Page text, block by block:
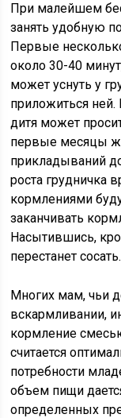
При малейшем
занять удобную
Первые
около 30-40
может уснуть у
приложиться ней.
дитя может
первые месяцы
прикладываний
роста
кормлениями
заканчивать
Насытившись,
перестанет сосать.
Многих мам, чьи
вскармливании,
кормление
считается
потребности
объем пищи
определенных